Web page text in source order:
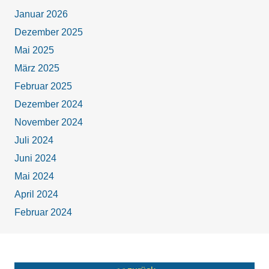
Januar 2026
Dezember 2025
Mai 2025
März 2025
Februar 2025
Dezember 2024
November 2024
Juli 2024
Juni 2024
Mai 2024
April 2024
Februar 2024